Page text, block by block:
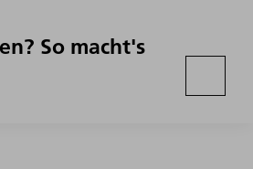
So macht's